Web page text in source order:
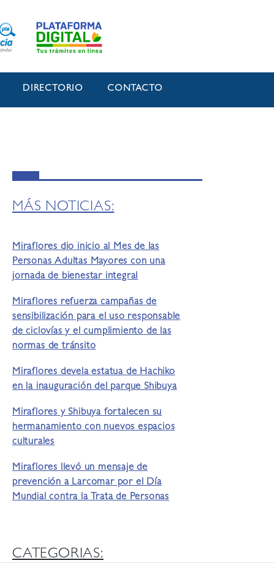
DIRECTORIO CONTACTO
MÁS NOTICIAS:
Miraflores dio inicio al Mes de las
Personas Adultas Mayores con una
jornada de bienestar integral
Miraflores refuerza campañas de
sensibilización para el uso responsable
de ciclovías y el cumplimiento de las
normas de tránsito
Miraflores devela estatua de Hachiko
en la inauguración del parque Shibuya
Miraflores y Shibuya fortalecen su
hermanamiento con nuevos espacios
culturales
Miraflores llevó un mensaje de
prevención a Larcomar por el Día
Mundial contra la Trata de Personas
CATEGORIAS: